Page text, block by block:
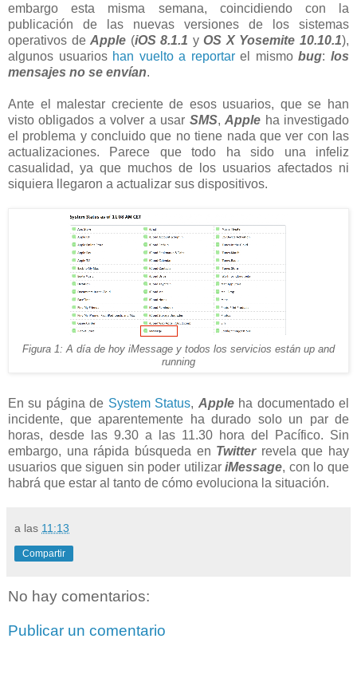
embargo esta misma semana, coincidiendo con la
publicación de las nuevas versiones de los sistemas
operativos deApple (iOS 8.1.1 yOS X Yosemite 10.10.1),
algunos usuarios han vuelto a reportarel mismobug:los
mensajes no se envían.
Ante el malestar creciente de esos usuarios, que se han
visto obligados a volver a usar SMS,Apple ha investigado
el problema y concluido que no tiene nada que ver con las
actualizaciones. Parece que todo ha sido una infeliz
casualidad, ya que muchos de los usuarios afectados ni
siquiera llegaron a actualizar sus dispositivos.
Figura 1: A día de hoy iMessage y todos los servicios están up and
running
En su página de System Status, Apple ha documentado el
incidente, que aparentemente ha durado solo un par de
horas, desde las 9.30 a las 11.30 hora del Pacífico. Sin
embargo, una rápida búsqueda en Twitter revela que hay
usuarios que siguen sin poder utilizariMessage, con lo que
habrá que estar al tanto de cómo evoluciona la situación.
a las 11:13
Compartir
No hay comentarios:
Publicar un comentario